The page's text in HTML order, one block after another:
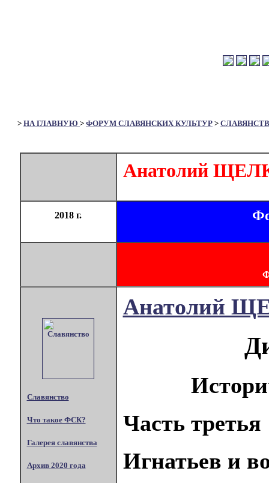
> НА ГЛАВНУЮ > ФОРУМ СЛАВЯНСКИХ КУЛЬТУР >
Анатолий
2018 г.
Славянство
Что такое ФСК?
Галерея славянства
Архив 2020 года
Анатолий
Часть третья
Игнатьев и